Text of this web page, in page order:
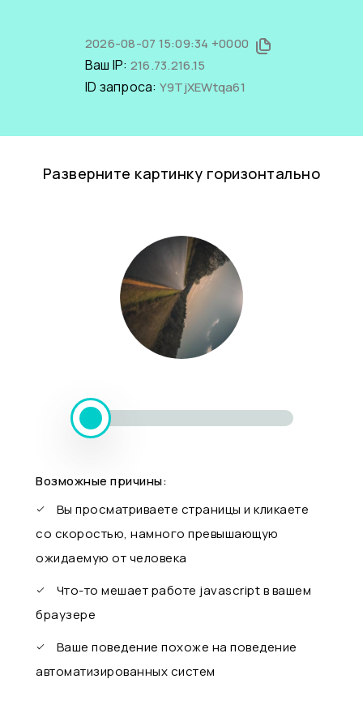
2026-08-07 15:09:34 +0000
Ваш IP: 216.73.216.15
ID запроса: Y9TjXEWtqa61
Разверните картинку горизонтально
Возможные причины:
Вы просматриваете страницы и кликаете
со скоростью, намного превышающую
ожидаемую от человека
Что-то мешает работе javascript в вашем
браузере
Ваше поведение похоже на поведение
автоматизированных систем